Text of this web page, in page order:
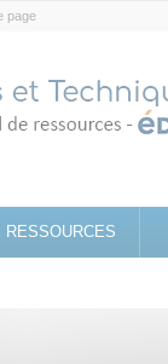
page
RESSOURCES